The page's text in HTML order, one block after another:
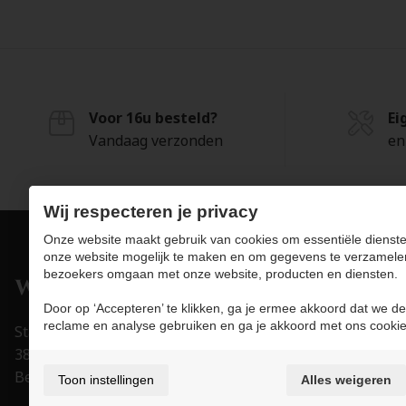
Voor 16u besteld?
Vandaag verzonden
Stapelstraat 15-17
3800 Sint-Truiden
België
Wij respecteren je privacy
Onze website maakt gebruik van cookies om essentiële
onze website mogelijk te maken en om gegevens te
bezoekers omgaan met onze website, producten en diensten.
Door op ‘Accepteren’ te klikken, ga je ermee akkoord dat we
reclame en analyse gebruiken en ga je akkoord met ons
Toon instellingen Alles weigeren